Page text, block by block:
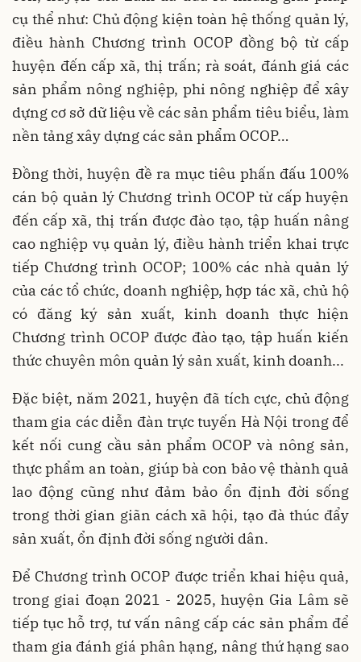
cụ thể như: Chủ động kiện toàn hệ thống quản lý,
điều hành Chương trình OCOP đồng bộ từ cấp
huyện đến cấp xã, thị trấn; rà soát, đánh giá các
sản phẩm nông nghiệp, phi nông nghiệp để xây
dựng cơ sở dữ liệu về các sản phẩm tiêu biểu, làm
nền tảng xây dựng các sản phẩm OCOP…
Đồng thời, huyện đề ra mục tiêu phấn đấu 100%
cán bộ quản lý Chương trình OCOP từ cấp huyện
đến cấp xã, thị trấn được đào tạo, tập huấn nâng
cao nghiệp vụ quản lý, điều hành triển khai trực
tiếp Chương trình OCOP; 100% các nhà quản lý
của các tổ chức, doanh nghiệp, hợp tác xã, chủ hộ
có đăng ký sản xuất, kinh doanh thực hiện
Chương trình OCOP được đào tạo, tập huấn kiến
thức chuyên môn quản lý sản xuất, kinh doanh...
Đặc biệt, năm 2021, huyện đã tích cực, chủ động
tham gia các diễn đàn trực tuyến Hà Nội trong để
kết nối cung cầu sản phẩm OCOP và nông sản,
thực phẩm an toàn, giúp bà con bảo vệ thành quả
lao động cũng như đảm bảo ổn định đời sống
trong thời gian giãn cách xã hội, tạo đà thúc đẩy
sản xuất, ổn định đời sống người dân.
Để Chương trình OCOP được triển khai hiệu quả,
trong giai đoạn 2021 - 2025, huyện Gia Lâm sẽ
tiếp tục hỗ trợ, tư vấn nâng cấp các sản phẩm để
tham gia đánh giá phân hạng, nâng thứ hạng sao